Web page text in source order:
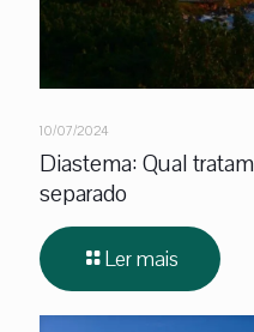
10/07/2024
Diastema: Qual
separado
Ler mais